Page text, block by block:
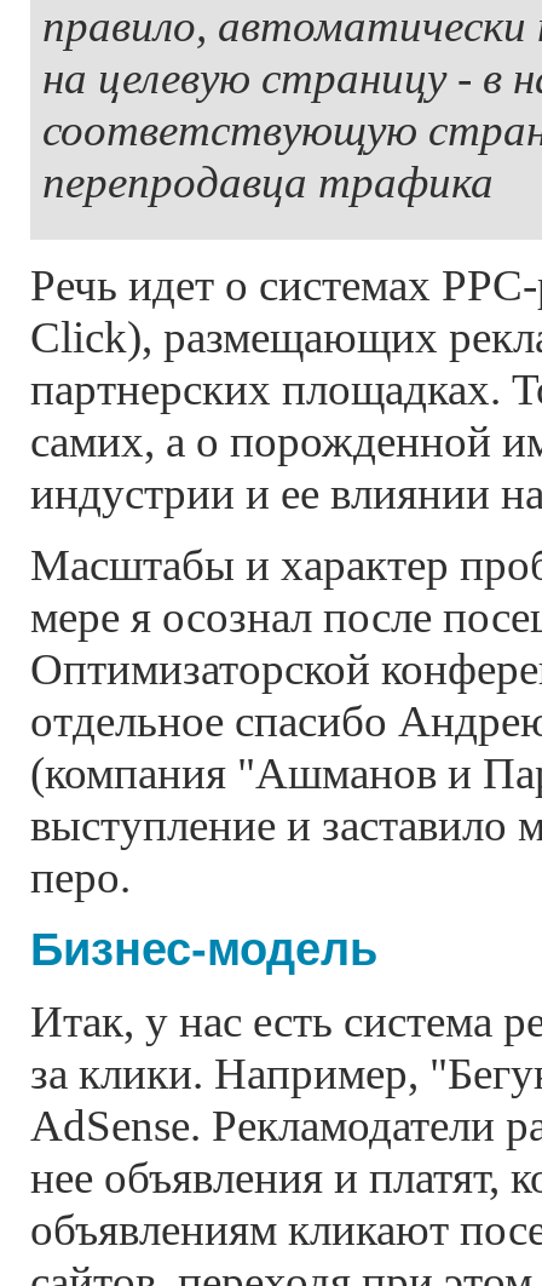
правило, автоматически
на целевую страницу - в
соответствующую
перепродавца трафика
Речь идет о системах
Click), размещающих
партнерских площадках.
самих, а о порожденной
индустрии и ее влиянии
Масштабы и характер
мере я осознал после
Оптимизаторской
отдельное спасибо
(компания "Ашманов и
выступление и заставило
перо.
Бизнес-модель
Итак, у нас есть система
за клики. Например,
AdSense. Рекламодатели
нее объявления и платят,
объявлениям кликают